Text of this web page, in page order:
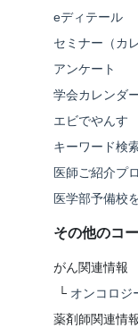
eディテール
セミナー（カ
アンケート
学会カレンダ
エビでやんす
キーワード検
医師ご紹介プ
医学部予備校
その他のコ
がん関連情報
└ オンコロジ
薬剤師関連情